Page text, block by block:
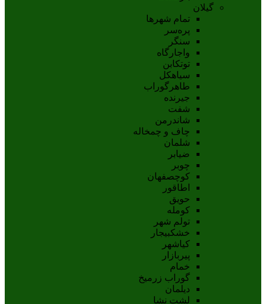
گیلان
تمام شهر‌ها
پره‌سر
سنگر
واجارگاه
توتکابن
سیاهکل
طاهرگوراب
جیرنده
شفت
شاندرمن
چاف و چمخاله
شلمان
ضیابر
چوبر
کوچصفهان
اطاقور
حویق
کومله
تولم شهر
خشکبیجار
کیاشهر
پیربازار
خمام
گوراب زرمیخ
دیلمان
لشت نشا